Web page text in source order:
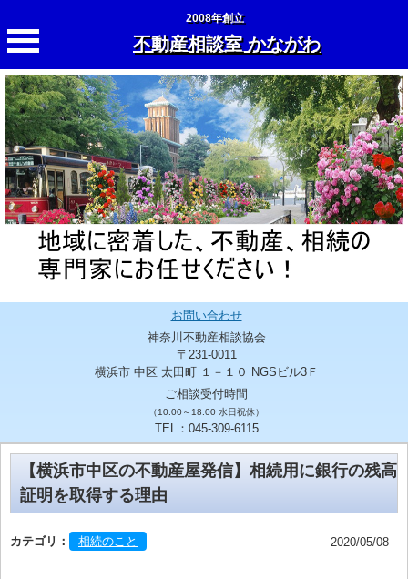
2008年創立
不動産相談室 かながわ
お問い合わせ
神奈川不動産相談協会
〒231-0011
横浜市 中区 太田町 １－１０ NGSビル3Ｆ
ご相談受付時間
（10:00～18:00 水日祝休）
TEL：045-309-6115
【横浜市中区の不動産屋発信】相続用に銀行の残高
証明を取得する理由
カテゴリ： 相続のこと 2020/05/08